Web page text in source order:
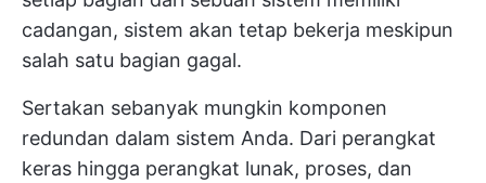
cadangan, sistem akan tetap bekerja meskipun
salah satu bagian gagal.
Sertakan sebanyak mungkin komponen
redundan dalam sistem Anda. Dari perangkat
keras hingga perangkat lunak, proses, dan